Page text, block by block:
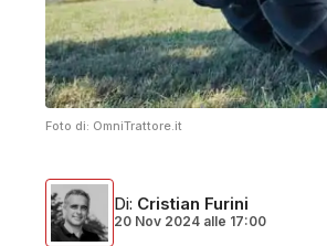
Foto di: OmniTrattore.it
Di: Cristian Furini
20 Nov 2024 alle 17:00